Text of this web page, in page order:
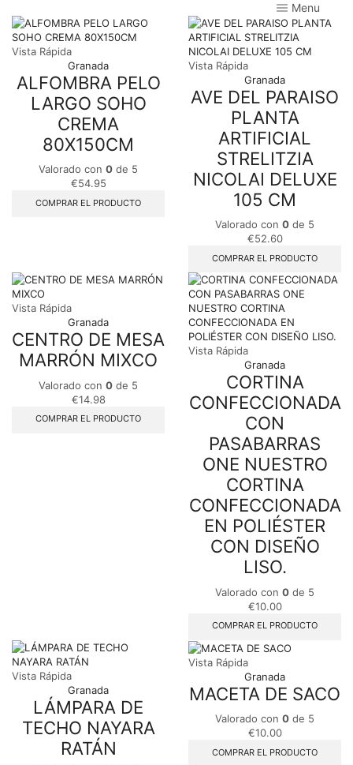
Menu
Vista Rápida
Granada
ALFOMBRA PELO
LARGO SOHO
CREMA
80X150CM
Valorado con 0 de 5
€54.95
COMPRAR EL PRODUCTO
Vista Rápida
Granada
AVE DEL PARAISO
PLANTA
ARTIFICIAL
STRELITZIA
NICOLAI DELUXE
105 CM
Valorado con 0 de 5
€52.60
COMPRAR EL PRODUCTO
Vista Rápida
Granada
CENTRO DE MESA
MARRÓN MIXCO
Valorado con 0 de 5
€14.98
COMPRAR EL PRODUCTO
Vista Rápida
Granada
CORTINA
CONFECCIONADA
CON
PASABARRAS
ONE NUESTRO
CORTINA
CONFECCIONADA
EN POLIÉSTER
CON DISEÑO
LISO.
Valorado con 0 de 5
€10.00
COMPRAR EL PRODUCTO
Vista Rápida
Granada
LÁMPARA DE
TECHO NAYARA
RATÁN
Vista Rápida
Granada
MACETA DE SACO
Valorado con 0 de 5
€10.00
COMPRAR EL PRODUCTO